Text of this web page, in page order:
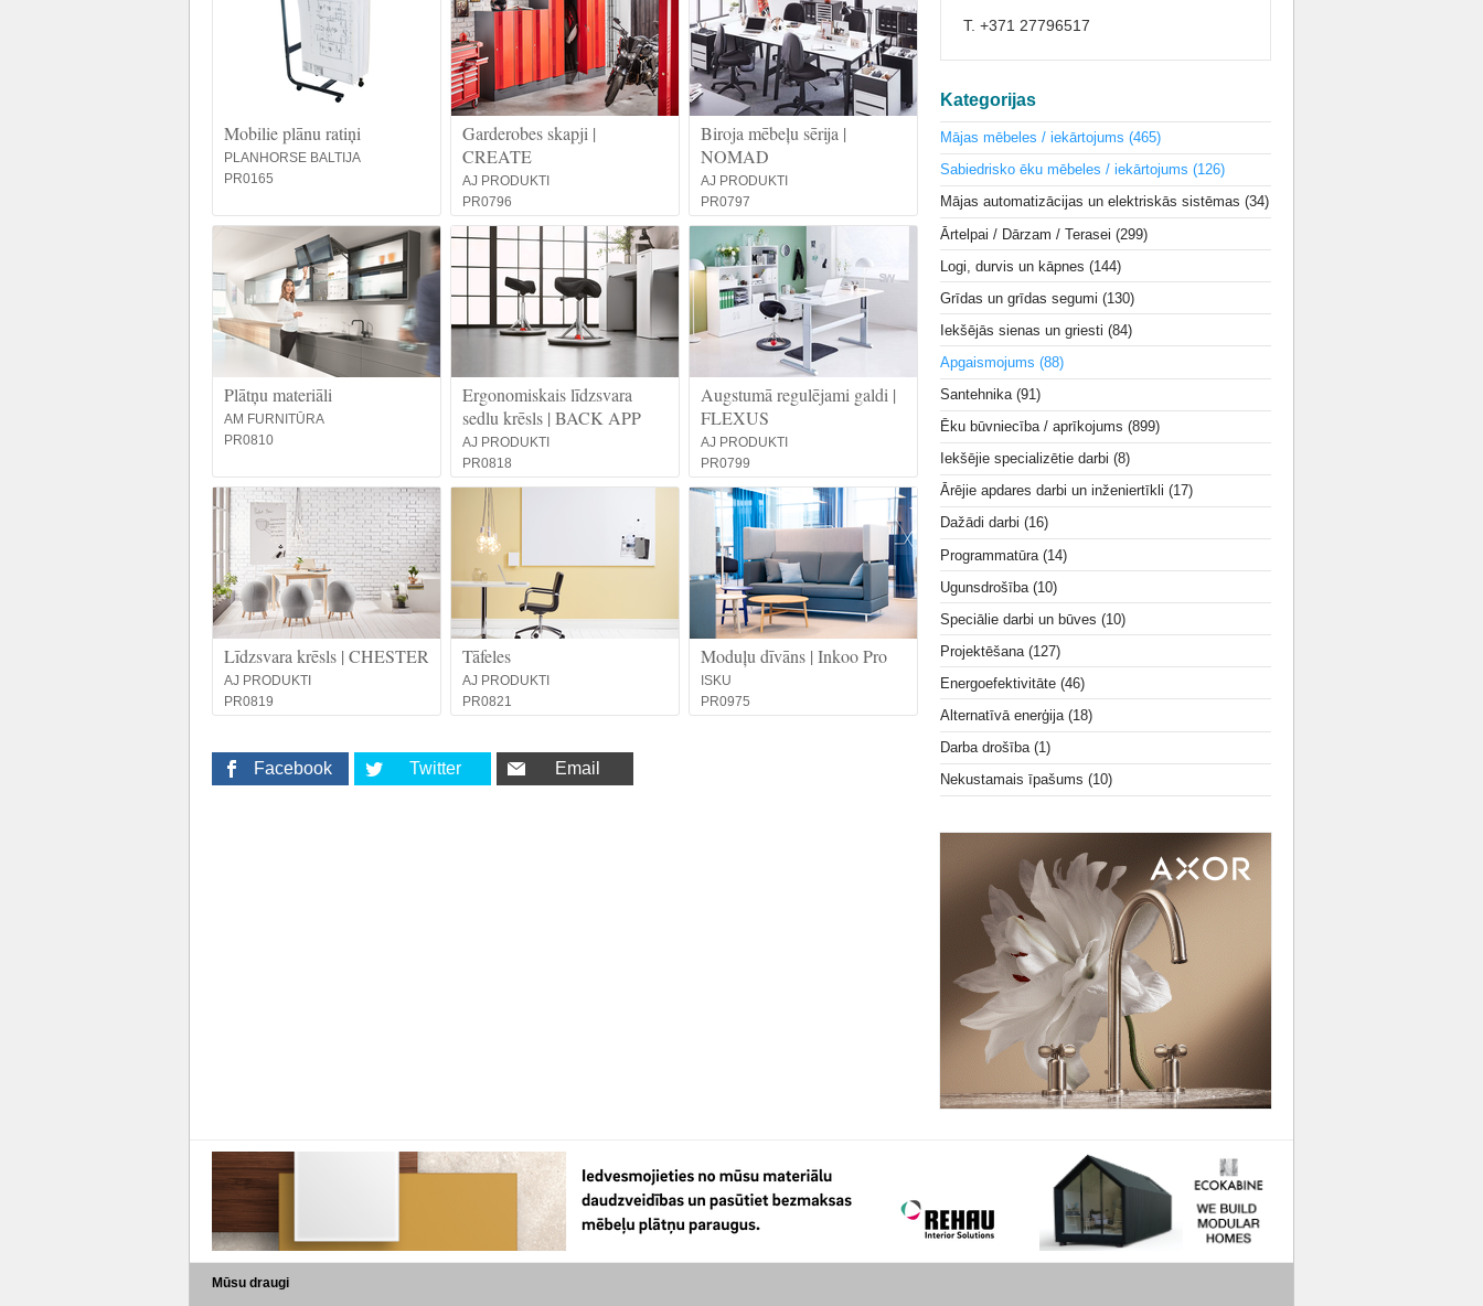
Mobilie plānu ratiņi
PLANHORSE BALTIJA
PR0165
Garderobes skapji |
CREATE
AJ PRODUKTI
PR0796
Biroja mēbeļu sērija |
NOMAD
AJ PRODUKTI
PR0797
Plātņu materiāli
AM FURNITŪRA
PR0810
Ergonomiskais līdzsvara
sedlu krēsls | BACK APP
AJ PRODUKTI
PR0818
Augstumā regulējami galdi |
FLEXUS
AJ PRODUKTI
PR0799
Līdzsvara krēsls | CHESTER
AJ PRODUKTI
PR0819
Tāfeles
AJ PRODUKTI
PR0821
Moduļu dīvāns | Inkoo Pro
ISKU
PR0975
Facebook Twitter Email
T. +371 27796517
Kategorijas
Mājas mēbeles / iekārtojums (465)
Sabiedrisko ēku mēbeles / iekārtojums (126)
Mājas automatizācijas un elektriskās sistēmas (34)
Ārtelpai / Dārzam / Terasei (299)
Logi, durvis un kāpnes (144)
Grīdas un grīdas segumi (130)
Iekšējās sienas un griesti (84)
Apgaismojums (88)
Santehnika (91)
Ēku būvniecība / aprīkojums (899)
Iekšējie specializētie darbi (8)
Ārējie apdares darbi un inženiertīkli (17)
Dažādi darbi (16)
Programmatūra (14)
Ugunsdrošība (10)
Speciālie darbi un būves (10)
Projektēšana (127)
Energoefektivitāte (46)
Alternatīvā enerģija (18)
Darba drošība (1)
Nekustamais īpašums (10)
Mūsu draugi